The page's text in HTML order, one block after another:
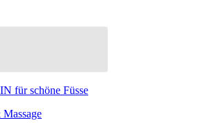
für schöne Füsse